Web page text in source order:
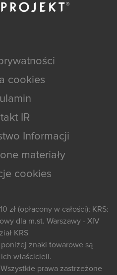
cookies
IR
Informacji
materiały
cookies
zł (opłacony w całości); KRS:
dla m.st. Warszawy - XIV
KRS
znaki towarowe są
właścicieli.
Wszystkie prawa zastrzeżone